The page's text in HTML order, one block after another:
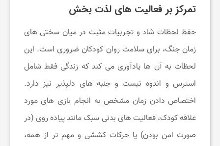
تمرکز بر فعالیت های لذت بخش
حفظ لحظات شاد و تجربیات مثبت در میان سختی های
زمان جنگ، برای سلامت روان کودکان ضروری است. این
لحظات به آن ها یادآوری می کند که زندگی فقط شامل
استرس و اندوه نیست و جنبه های دلپذیر نیز دارد.
اختصاص دادن زمان مشخص به انجام بازی های مورد
علاقه کودک، فعالیت های بدنی سبک مانند پیاده روی (در
صورت امن بودن) یا حرکات کششی و مهم تر از همه،